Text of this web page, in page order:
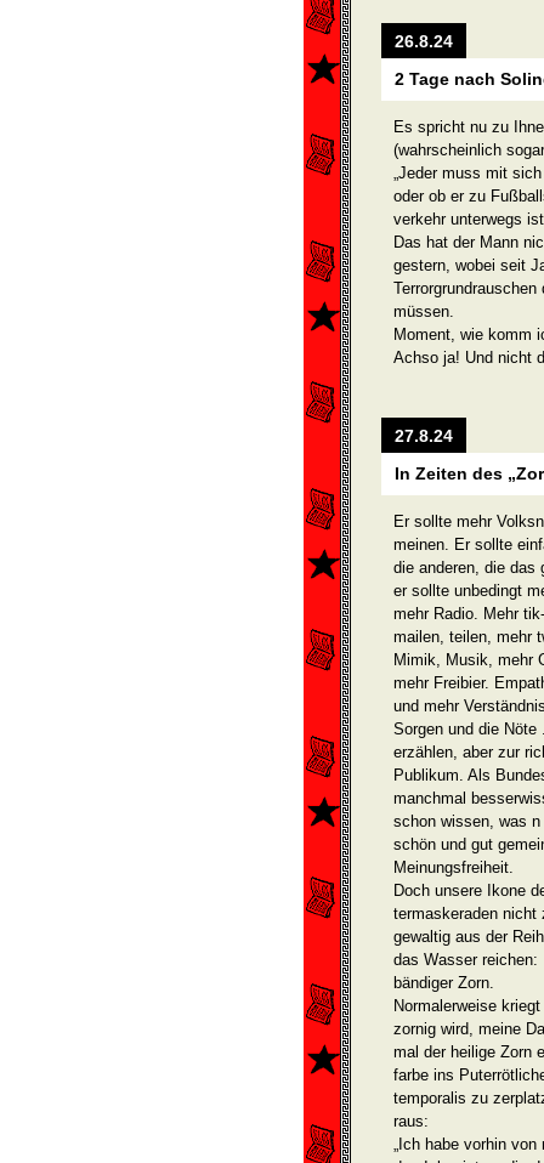
26.8.24
2 Tage nach
Es spricht nu zu
(wahrscheinlich
„Jeder muss mit
oder ob er zu
verkehr unterwegs
Das hat der Mann
gestern, wobei seit
müssen.
Moment, wie komm
Achso ja! Und nicht
27.8.24
In Zeiten des
Er sollte mehr
meinen. Er sollte
die anderen, die das
er sollte unbedingt
mehr Radio. Mehr
mailen, teilen, mehr
Mimik, Mu­sik, mehr
mehr Frei­bier.
und mehr
Sorgen und die
erzählen, aber zur
Publikum. Als
manchmal
schon wissen, was
schön und gut
Meinungs­freiheit.
Doch unsere Ikone
termaskeraden nicht
gewaltig aus der
das Wasser
bändiger Zorn.
Normalerweise
zornig wird, meine
mal der heilige Zorn
farbe ins
temporalis zu
raus:
„Ich habe vorhin